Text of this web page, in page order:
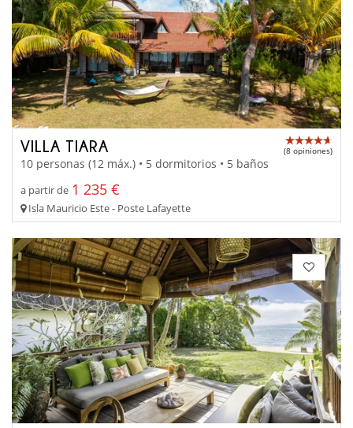
VILLA TIARA (8 opiniones)
10 personas (12 máx.) • 5 dormitorios • 5 baños
a partir de 1 235 €
Isla Mauricio Este - Poste Lafayette